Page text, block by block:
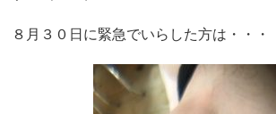
８月３０日に緊急でいらした方は・・・